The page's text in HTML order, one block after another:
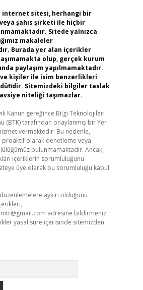
internet sitesi, herhangi bir
şahıs şirketi ile hiçbir
Sitede yalnızca
makaleler
Burada yer alan içerikler
olup, gerçek kurum
paylaşım yapılmamaktadır.
kişiler ile isim benzerlikleri
Sitemizdeki bilgiler taslak
niteliği taşımazlar.
Kanun gereğince Bilgi Teknolojileri
(BTK) tarafından onaylanmış bir Yer
vermektedir. Bu nedenle,
proaktif olarak denetleme veya
bulunmamaktadır. Ancak,
içeriklerin sorumluluğunu
üye olarak bu sorumluluğu kabul
aykırı olduğunu
adresine bildirmeniz
yasal süre içerisinde sitemizden